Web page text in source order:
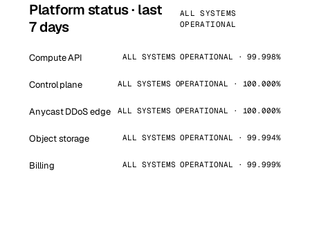
Platform status · last
7 days
ALL SYSTEMS
OPERATIONAL
Compute API ALL SYSTEMS OPERATIONAL · 99.998%
Control plane ALL SYSTEMS OPERATIONAL · 100.000%
Anycast DDoS edge ALL SYSTEMS OPERATIONAL · 100.000%
Object storage ALL SYSTEMS OPERATIONAL · 99.994%
Billing ALL SYSTEMS OPERATIONAL · 99.999%